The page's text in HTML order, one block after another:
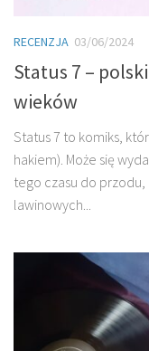
RECENZJA 03/06/2024
Status 7 –
wieków
Status 7 to komiks,
hakiem). Może się
tego czasu do
lawinowych...